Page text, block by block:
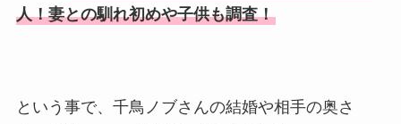
人！妻との馴れ初めや子供も調査！
という事で、千鳥ノブさんの結婚や相手の奥さ